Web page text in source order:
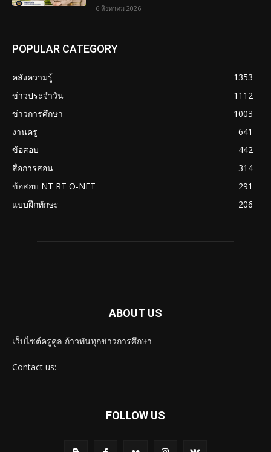
6 สิงหาคม 2026
POPULAR CATEGORY
คลังความรู้
1353
ข่าวประจำวัน
1112
ข่าวการศึกษา
1003
งานครู
641
ข้อสอบ
442
สื่อการสอน
314
ข้อสอบ NT RT O-NET
291
แบบฝึกทักษะ
206
ABOUT US
เว็บไซต์ครูคูล ก้าวทันทุกข่าวการศึกษา
Contact us:
FOLLOW US